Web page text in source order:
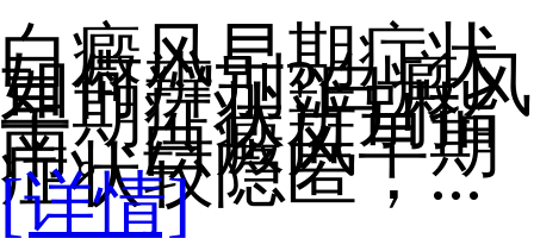
白癜风早期症状
如何辨别?白癜风
早期症状辨别指
南。白癜风早期
症状较隐匿，...
[详情]